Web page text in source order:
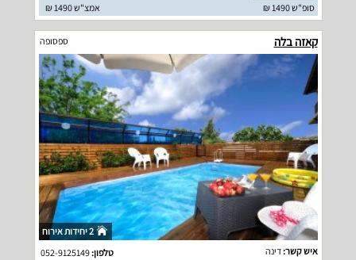
סופ"ש 1490 ₪
אמצ"ש 1490 ₪
קאזה בלה ספסופה
2 יחידות אירוח
איש קשר:דינה טלפון:052-9125149